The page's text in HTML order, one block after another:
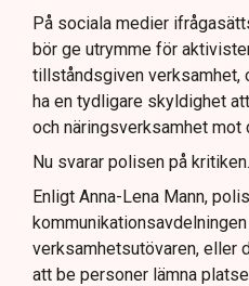
På sociala medier
bör ge utrymme för
tillståndsgiven verksamhet,
ha en tydligare skyldighet
och näringsverksamhet mot
Nu svarar polisen på kritiken.
Enligt Anna-Lena Mann,
verksamhetsutövaren, eller
att be personer lämna